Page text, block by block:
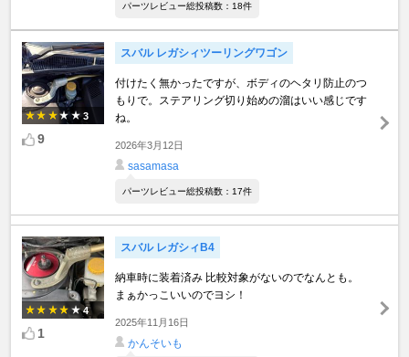
パーツレビュー総投稿数：18件
3
9
スバル レガシィツーリングワゴン
付けたく無かったですが、ボディのヘタリ防止のつ
もりで。ステアリング切り始めの溜はいい感じです
ね。
2026年3月12日
sasamasa
パーツレビュー総投稿数：17件
4
1
スバル レガシィB4
納車時に装着済み 比較対象がないのでなんとも。
まぁかっこいいのでヨシ！
2025年11月16日
かんそいも